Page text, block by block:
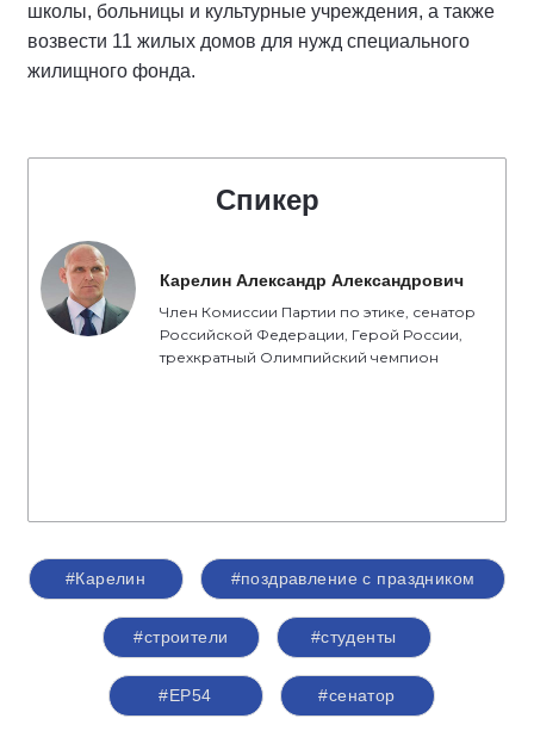
школы, больницы и культурные учреждения, а также
возвести 11 жилых домов для нужд специального
жилищного фонда.
Спикер
Карелин Александр Александрович
Член Комиссии Партии по этике, сенатор
Российской Федерации, Герой России,
трехкратный Олимпийский чемпион
#Карелин #поздравление с праздником
#строители #студенты
#ЕР54 #сенатор